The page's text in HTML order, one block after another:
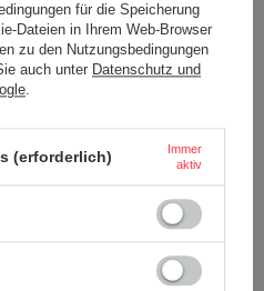
TROIKA organizator biuro podróży
für die Speicherung
Dateien in Ihrem Web-Browser
zu den Nutzungsbedingungen
auch unter Datenschutz und
.
(erforderlich)
Immer
aktiv